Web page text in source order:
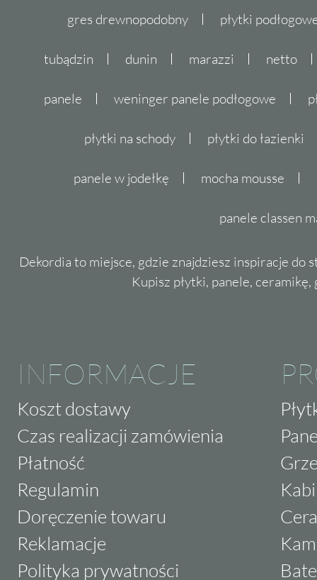
gres drewnopodobny płytki
tubądzin dunin marazzi netto
panele weninger panele podłogowe
płytki na schody płytki do łazienki
panele w jodełkę mocha mousse
panele classen
Dekordia to miejsce, gdzie znajdziesz inspiracje do
Kupisz płytki, panele,
INFORMACJE
Koszt dostawy
Czas realizacji zamówienia
Płatność
Regulamin
Doręczenie towaru
Reklamacje
Polityka prywatności